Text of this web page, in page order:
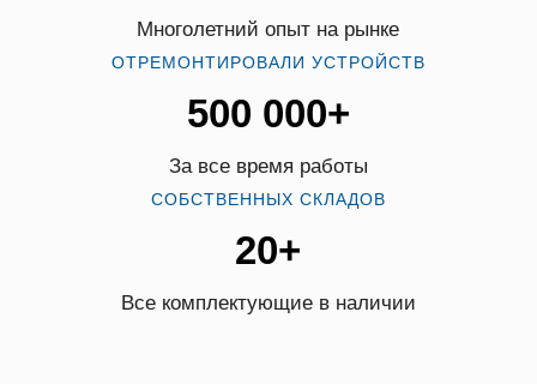
Многолетний опыт на рынке
ОТРЕМОНТИРОВАЛИ УСТРОЙСТВ
500 000+
За все время работы
СОБСТВЕННЫХ СКЛАДОВ
20+
Все комплектующие в наличии